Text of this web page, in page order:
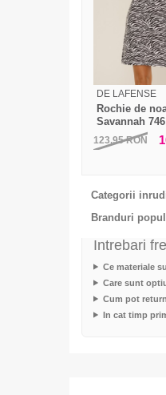
DE LAFENSE
Rochie de
Savannah 746
123,95RON
Categorii
Branduri
Intrebari
Ce materiale
Care sunt
Cum pot
In cat timp